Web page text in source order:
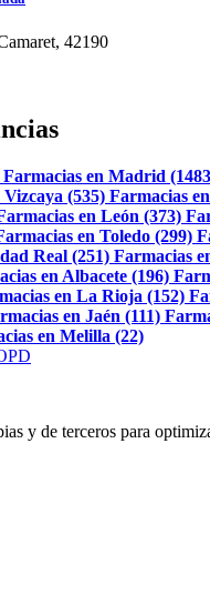
42190
Farmacias en Madrid
(535) Farmacias
en León (373)
en Toledo (299)
Real (251) Farmacias
en Albacete (196)
en La Rioja (152)
en Jaén (111)
en Melilla (22)
y de terceros para